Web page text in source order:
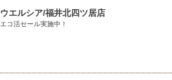
ウエルシア/福井北四ツ居店
エコ活セール実施中！